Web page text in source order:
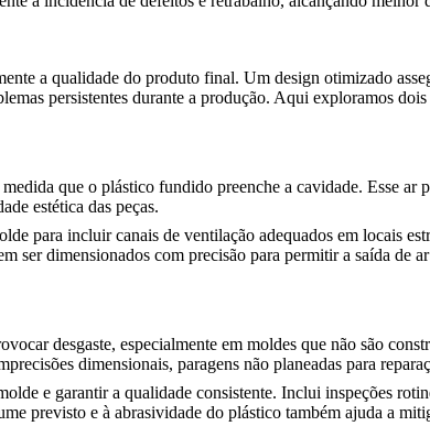
a qualidade do produto final. Um design otimizado
persistentes durante a produção. Aqui exploramos
que o plástico fundido preenche a cavidade. Esse ar
estética das peças.
para incluir canais de ventilação adequados em locais
ser dimensionados com precisão para permitir a saída
desgaste, especialmente em moldes que não são
dimensionais, paragens não planeadas para
e garantir a qualidade consistente. Inclui inspeções
previsto e à abrasividade do plástico também ajuda a